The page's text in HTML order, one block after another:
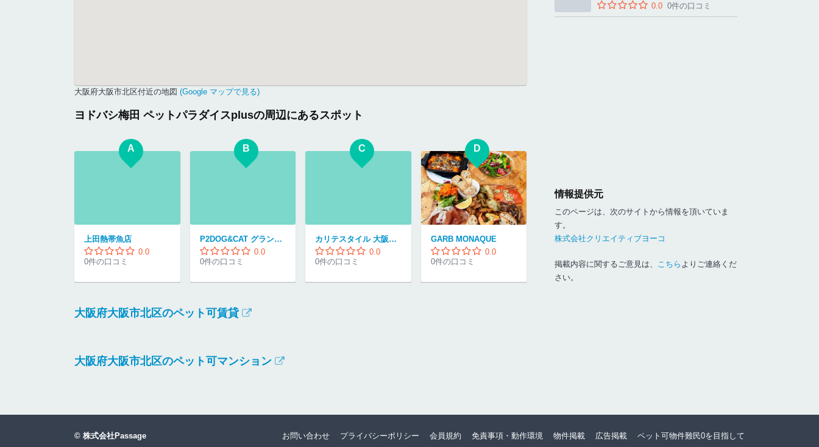
大阪府大阪市北区付近の地図 (Google マップで見る)
ヨドバシ梅田 ペットパラダイスplusの周辺にあるスポット
A
上田熱帯魚店
0.0
0件の口コミ
B
P2DOG&CAT グランフロント大阪店
0.0
0件の口コミ
C
カリテスタイル 大阪梅田店
0.0
0件の口コミ
D
GARB MONAQUE
0.0
0件の口コミ
大阪府大阪市北区のペット可賃貸
大阪府大阪市北区のペット可マンション
0.0 0件の口コミ
情報提供元
このページは、次のサイトから情報を頂いていま
す。
株式会社クリエイティブヨーコ
掲載内容に関するご意見は、 こちら よりご連絡くだ
さい。
© 株式会社Passage お問い合わせ プライバシーポリシー 会員規約 免責事項・動作環境 物件掲載 広告掲載 ペット可物件難民0を目指して